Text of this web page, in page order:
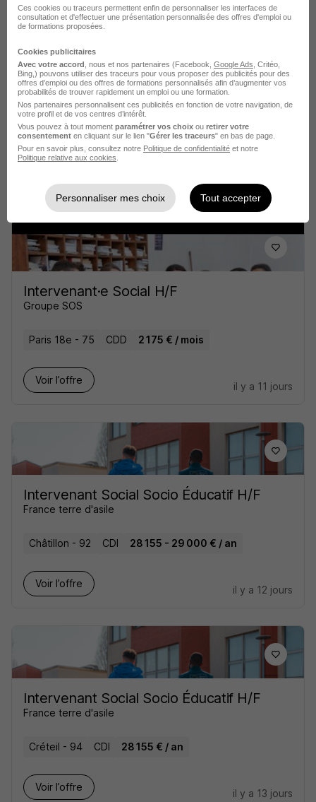
Intervenant Social - Maraudes et
Accompagnement des Victimes H/F
Amicale du Nid
La Courneuve - 93 CDI Télétravail partiel
il y a 5 jours
Intervenant·e Social H/F
Groupe SOS
Paris 18e - 75 CDD 2 175 € / mois
Voir l’offre
il y a 11 jours
Intervenant Social Socio Éducatif H/F
France terre d'asile
Châtillon - 92 CDI 28 155 - 29 000 € / an
Voir l’offre
il y a 12 jours
Intervenant Social Socio Éducatif H/F
France terre d'asile
Créteil - 94 CDI 28 155 € / an
Voir l’offre
il y a 13 jours
Ces cookies ou traceurs permettent enfin de personnaliser les interfaces de
consultation et d'effectuer une présentation personnalisée des offres d'emploi ou
de formations proposées.
Cookies publicitaires
Avec votre accord , nous et nos partenaires (Facebook, Google Ads , Critéo,
Bing,) pouvons utiliser des traceurs pour vous proposer des publicités pour des
offres d’emploi ou des offres de formations personnalisés afin d’augmenter vos
probabilités de trouver rapidement un emploi ou une formation.
Nos partenaires personnalisent ces publicités en fonction de votre navigation, de
votre profil et de vos centres d’intérêt.
Vous pouvez à tout moment paramétrer vos choix ou retirer votre
consentement en cliquant sur le lien "Gérer les traceurs" en bas de page.
Pour en savoir plus, consultez notre Politique de confidentialité et notre
Politique relative aux cookies
Personnaliser mes choix Tout accepter